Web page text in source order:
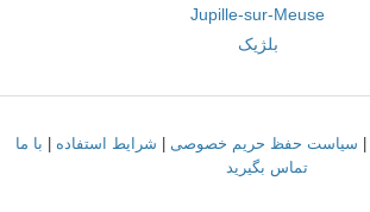
Jupille-sur-Meuse
بلژیک
سیاست حفظ حریم خصوصی شرایط استفاده
با ما
تماس بگیرید